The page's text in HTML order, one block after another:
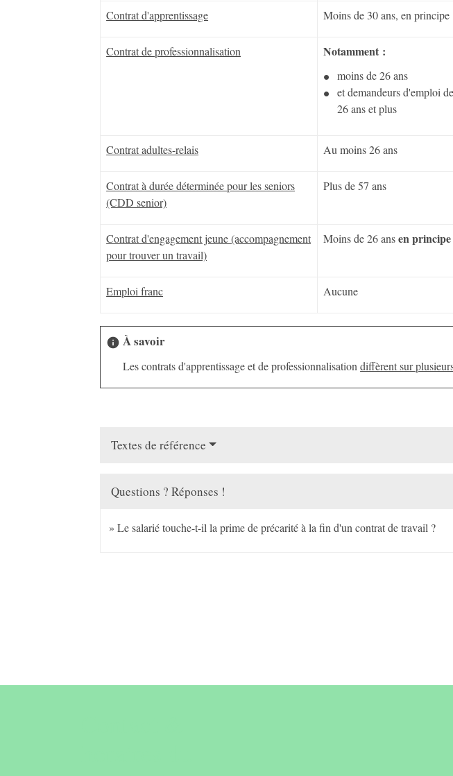
Contrat d'apprentissage Moins de 30 ans, en principe
Contrat de professionnalisation Notamment :
moins de 26 ans
et demandeurs d'emploi de
26 ans et plus
Contrat adultes-relais Au moins 26 ans
Contrat à durée déterminée pour les seniors
(CDD senior)
Plus de 57 ans
Contrat d'engagement jeune (accompagnement
pour trouver un travail)
Moins de 26 ansen principe
Emploi franc Aucune
info À savoir
Les contrats d'apprentissage et de professionnalisationdiffèrent sur
Textes de référence
Questions ? Réponses !
Le salarié touche-t-il la prime de précarité à la fin d'un contrat de travail ?